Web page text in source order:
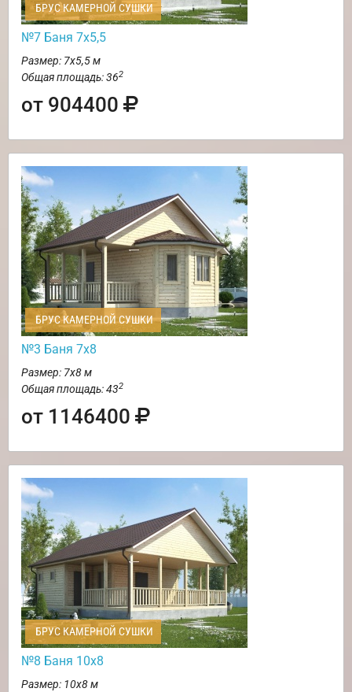
БРУС КАМЕРНОЙ СУШКИ
№7 Баня 7х5,5
Размер: 7х5,5 м
Общая площадь: 362
от 904400
БРУС КАМЕРНОЙ СУШКИ
№3 Баня 7х8
Размер: 7х8 м
Общая площадь: 432
от 1146400
БРУС КАМЕРНОЙ СУШКИ
№8 Баня 10х8
Размер: 10х8 м